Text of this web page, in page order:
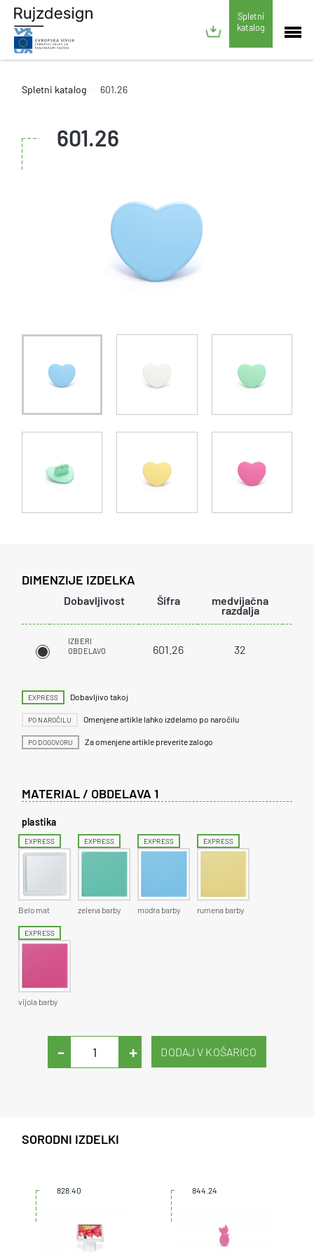
Spletni
katalog
Spletni katalog 601.26
601.26
DIMENZIJE IZDELKA
Dobavljivost Šifra medvijačna
razdalja
IZBERI
OBDELAVO
601.26 32
EXPRESS Dobavljivo takoj
PO NAROČILU Omenjene artikle lahko izdelamo po naročilu
PO DOGOVORU Za omenjene artikle preverite zalogo
MATERIAL / OBDELAVA 1
plastika
EXPRESS
Belo mat
EXPRESS
zelena barby
EXPRESS
modra barby
EXPRESS
rumena barby
EXPRESS
vijola barby
- +
SORODNI IZDELKI
828.40 844.24